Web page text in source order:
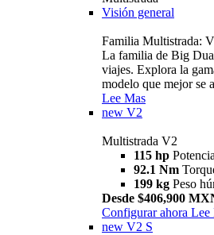
Visión general
Familia Multistrada:
La familia de Big
viajes. Explora la
modelo que mejor se
Lee Mas
new V2
Multistrada V2
115 hp Potencia
92.1 Nm
199 kg Peso
Desde $406,900
Configurar ahora Lee
new V2 S